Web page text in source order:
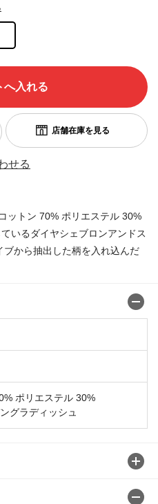
せる
ットン 70% ポリエステル 30%
いるダイヤシェブロンアンドス
から抽出した柄を入れ込んだ
ポリエステル 30%
グラディッシュ